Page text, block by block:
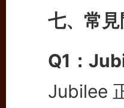
七、常見
Q1：
Jubilee